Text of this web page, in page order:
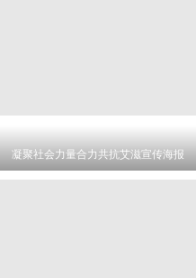
凝聚社会力量合力共抗艾滋宣传海报